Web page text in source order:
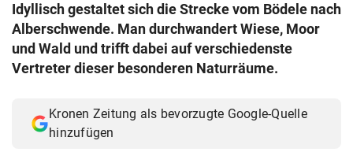
search
Suchbegriff
eingeben
© Krone Multimedia GmbH & Co KG 2026
Muthgasse 2, 1190 Wien
Idyllisch gestaltet sich die Strecke vom Bödele nach
Alberschwende. Man durchwandert Wiese, Moor
und Wald und trifft dabei auf verschiedenste
Vertreter dieser besonderen Naturräume.
Kronen Zeitung als bevorzugte Google-Quelle
hinzufügen